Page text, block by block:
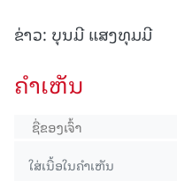
ຂ່າວ: ບຸນມີ ແສງທຸມມີ
ຄໍາເຫັນ